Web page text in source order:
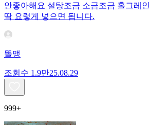
안좋아해요 설탕조금 소금조금 홀그레
딱 요렇게 넣으면 됩니다.
똘맹
조회수 1.9만25.08.29
999+